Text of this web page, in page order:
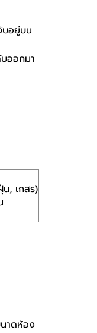
บอยู่บน
ออกมา
, เกสร)
าดห้อง